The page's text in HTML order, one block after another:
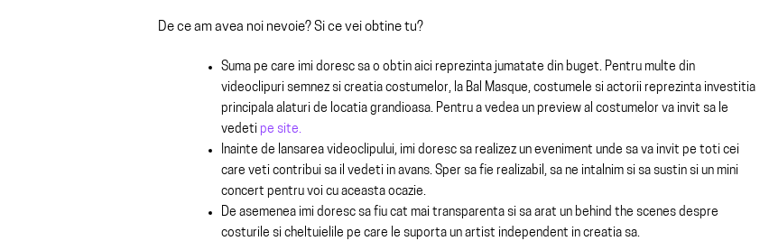
De ce am avea noi nevoie? Si ce vei obtine tu?
Suma pe care imi doresc sa o obtin aici reprezinta jumatate din buget. Pentru multe din
videoclipuri semnez si creatia costumelor, la Bal Masque, costumele si actorii reprezinta investitia
principala alaturi de locatia grandioasa. Pentru a vedea un preview al costumelor va invit sa le
vedeti pe site.
Inainte de lansarea videoclipului, imi doresc sa realizez un eveniment unde sa va invit pe toti cei
care veti contribui sa il vedeti in avans. Sper sa fie realizabil, sa ne intalnim si sa sustin si un mini
concert pentru voi cu aceasta ocazie.
De asemenea imi doresc sa fiu cat mai transparenta si sa arat un behind the scenes despre
costurile si cheltuielile pe care le suporta un artist independent in creatia sa.